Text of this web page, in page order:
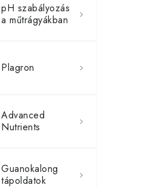
pH szabályozás
a műtrágyákban
Plagron
Advanced
Nutrients
Guanokalong
tápoldatok